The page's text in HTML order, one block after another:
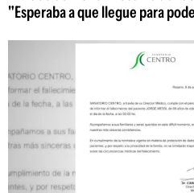
"Esperaba a que llegue para